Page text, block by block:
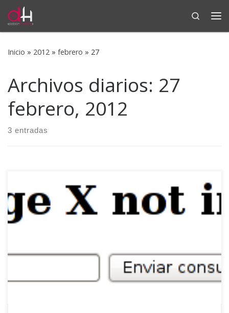
Saltar al contenido
Search
Inicio » 2012 » febrero » 27
Archivos diarios: 27
febrero, 2012
3 entradas
Si sois de los que vivís en testing buscando el fino
vez ¿por qué el paquete X no está aún en testing?